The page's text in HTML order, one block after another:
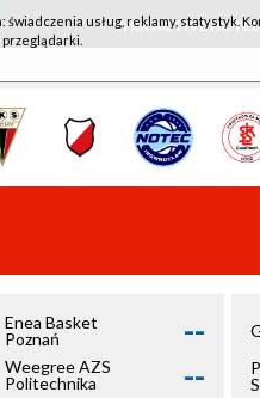
WKK ACTIVE
Enea Basket
Poznań
--
Weegree AZS
Politechnika
--
świadczenia usług, reklamy, statystyk.